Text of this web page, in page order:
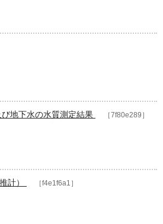
地下水の水質測定結果 ［7f80e289］
計） ［f4e1f6a1］